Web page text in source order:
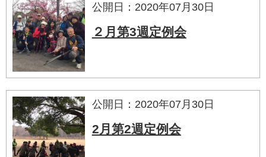
公開日：2020年07月30日
２月第3週定例会
公開日：2020年07月30日
2月第2週定例会